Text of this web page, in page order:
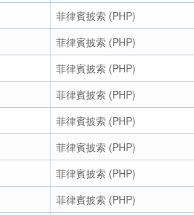
菲律賓披索 (PHP)
菲律賓披索 (PHP)
菲律賓披索 (PHP)
菲律賓披索 (PHP)
菲律賓披索 (PHP)
菲律賓披索 (PHP)
菲律賓披索 (PHP)
菲律賓披索 (PHP)